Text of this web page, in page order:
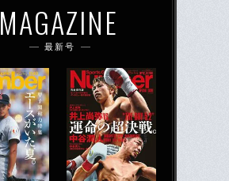
MAGAZINE
最新号